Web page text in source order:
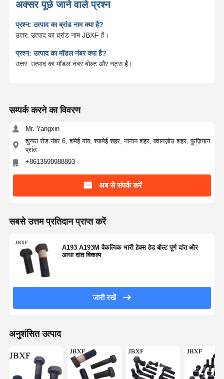
अक्सर पूछे जाने वाले प्रश्न
प्रश्न: उत्पाद का ब्रांड नाम क्या है?
उत्तर: उत्पाद का ब्रांड नाम JBXF है।
प्रश्न: उत्पाद का मॉडल नंबर क्या है?
उत्तर: उत्पाद का मॉडल नंबर बोल्ट और नट्स है।
सम्पर्क करने का विवरण
Mr. Yangxin
शुन्फा रोड नंबर 6, शंमेई गांव, श्यामेई शहर, नानान शहर, क्वानज़ोउ शहर, फ़ुज़ियान
प्रांत
+8613599988893
अब से संपर्क करें
सबसे उत्तम प्रतिदान प्राप्त करें
A193 A193M वैकल्पिक भारी हेक्स हेड बोल्ट पूर्ण दांत और
आधा दांत विकल्प
जारी रखें
अनुशंसित उत्पाद